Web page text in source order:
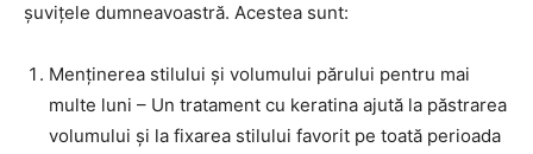
șuvițele dumneavoastră. Acestea sunt:
Menținerea stilului și volumului părului pentru mai
multe luni – Un tratament cu keratina ajută la păstrarea
volumului și la fixarea stilului favorit pe toată perioada